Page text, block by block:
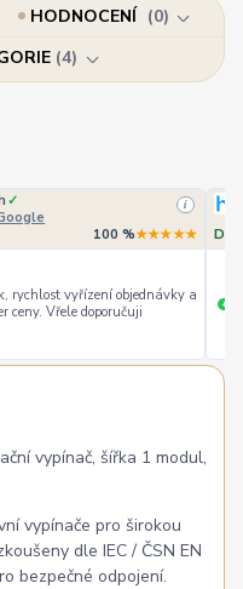
HODNOCENÍ
0
4
✓
i
100 %★★★★★
rychlost vyřízení objednávky a
ceny. Vřele doporučuji
+
vypínač, šířka 1 modul,
vypínače pro širokou
dle IEC / ČSN EN
bezpečné odpojení.